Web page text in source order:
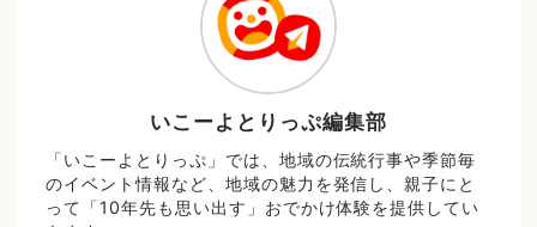
いこーよとりっぷ編集部
「いこーよとりっぷ」では、地域の伝統行事や季節毎
のイベント情報など、地域の魅力を発信し、親子にと
って「10年先も思い出す」おでかけ体験を提供してい